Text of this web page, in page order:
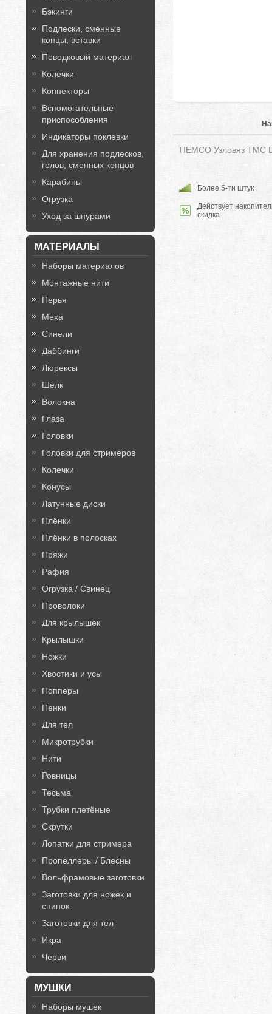
Бэкинги
Подлески, сменные
концы, вставки
Поводковый материал
Колечки
Коннекторы
Вспомогательные
приспособления
Индикаторы поклевки
Для хранения подлесков,
голов, сменных концов
Карабины
Огрузка
Уход за шнурами
МАТЕРИАЛЫ
Наборы материалов
Монтажные нити
Перья
Меха
Синели
Даббинги
Люрексы
Шелк
Волокна
Глаза
Головки
Головки для стримеров
Колечки
Конусы
Латунные диски
Плёнки
Плёнки в полосках
Пряжи
Рафия
Огрузка / Свинец
Проволоки
Для крылышек
Крылышки
Ножки
Хвостики и усы
Попперы
Пенки
Для тел
Микротрубки
Нити
Ровницы
Тесьма
Трубки плетёные
Скрутки
Лопатки для стримера
Пропеллеры / Блесны
Вольфрамовые заготовки
Заготовки для ножек и
спинок
Заготовки для тел
Икра
Черви
МУШКИ
Наборы мушек
TIEMCO Узловяз TMC
Более 5-ти штук
Действует
скидка